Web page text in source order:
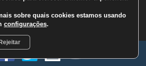
sobre quais cookies estamos usando
configurações.
Rejeitar